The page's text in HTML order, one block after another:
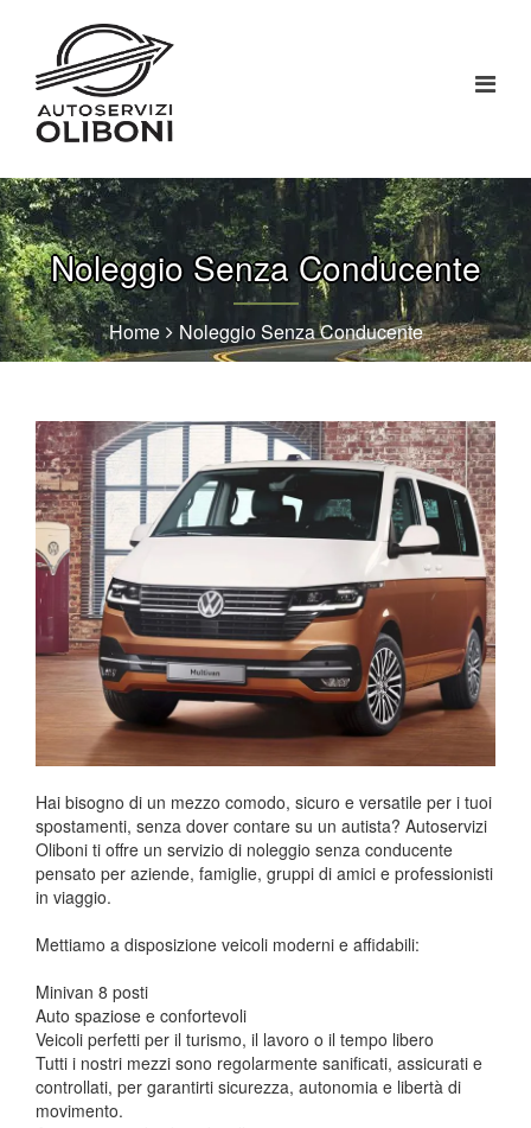
Noleggio Senza Conducente
Home Noleggio Senza Conducente
Hai bisogno di un mezzo comodo, sicuro e versatile per i tuoi
spostamenti, senza dover contare su un autista? Autoservizi
Oliboni ti offre un servizio di noleggio senza conducente
pensato per aziende, famiglie, gruppi di amici e professionisti
in viaggio.
Mettiamo a disposizione veicoli moderni e affidabili:
Minivan 8 posti
Auto spaziose e confortevoli
Veicoli perfetti per il turismo, il lavoro o il tempo libero
Tutti i nostri mezzi sono regolarmente sanificati, assicurati e
controllati, per garantirti sicurezza, autonomia e libertà di
movimento.